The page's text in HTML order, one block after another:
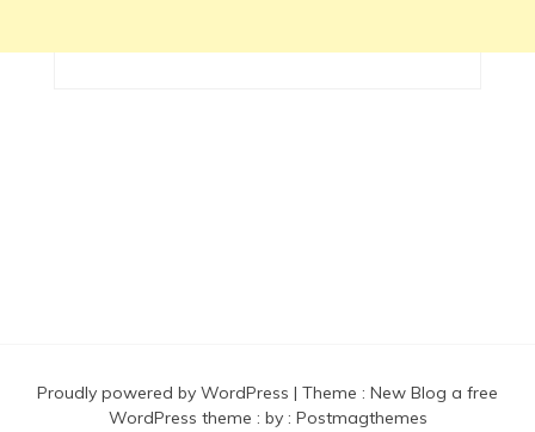
Proudly powered by WordPress | Theme : New Blog a free
WordPress theme : by : Postmagthemes